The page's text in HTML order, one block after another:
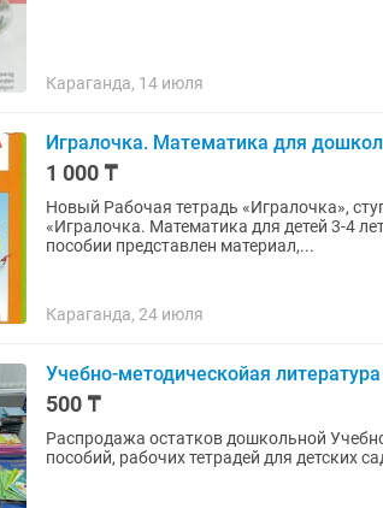
Караганда, 14 июля
Игралочка. Математика для
1 000 ₸
Новый Рабочая тетрадь «Игралочка»,
«Игралочка. Математика для детей 3-4
пособии представлен материал,...
Караганда, 24 июля
Учебно-методическойая
500 ₸
Распродажа остатков дошкольной
пособий, рабочих тетрадей для детских